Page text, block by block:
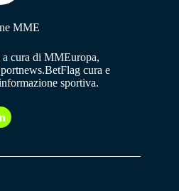
MME
a cura di MMEuropa,
cura e
sportiva.